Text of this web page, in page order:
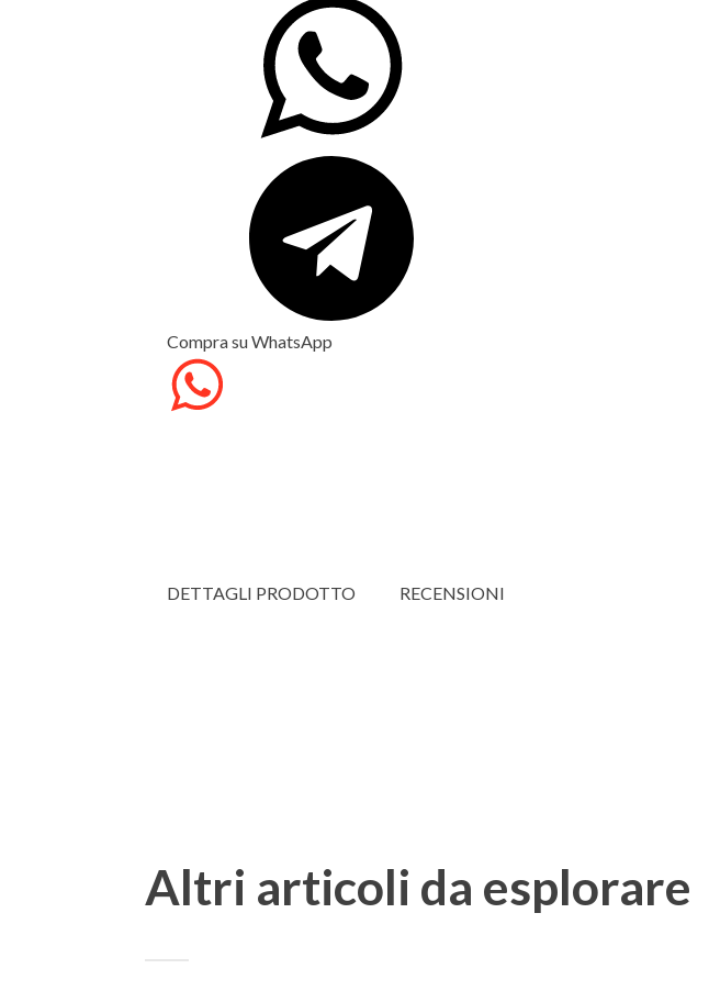
Compra su WhatsApp
DETTAGLI PRODOTTO RECENSIONI
Altri articoli da esplorare